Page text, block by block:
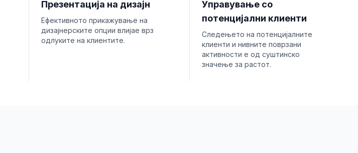
Презентација на дизајн
Ефективното прикажување на
дизајнерските опции влијае врз
одлуките на клиентите.
Управување со
потенцијални клиенти
Следењето на потенцијалните
клиенти и нивните поврзани
активности е од суштинско
значење за растот.